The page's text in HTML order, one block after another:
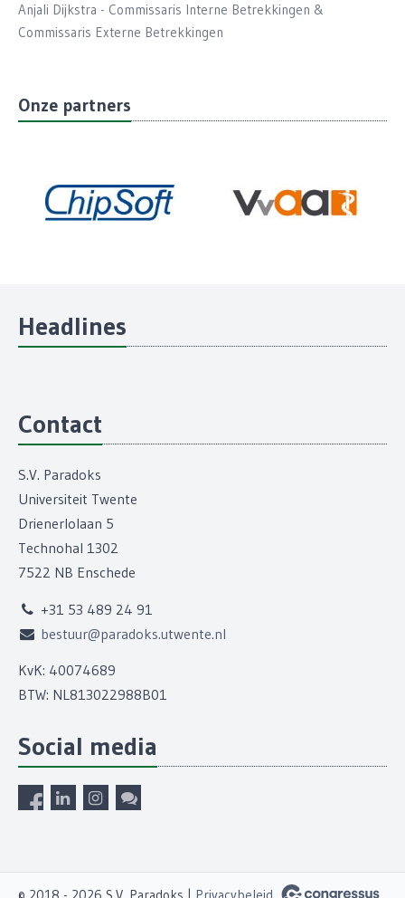
Anjali Dijkstra - Commissaris Interne Betrekkingen &
Commissaris Externe Betrekkingen
Onze partners
Headlines
Contact
S.V. Paradoks
Universiteit Twente
Drienerlolaan 5
Technohal 1302
7522 NB Enschede
+31 53 489 24 91
bestuur@paradoks.utwente.nl
KvK: 40074689
BTW: NL813022988B01
Social media